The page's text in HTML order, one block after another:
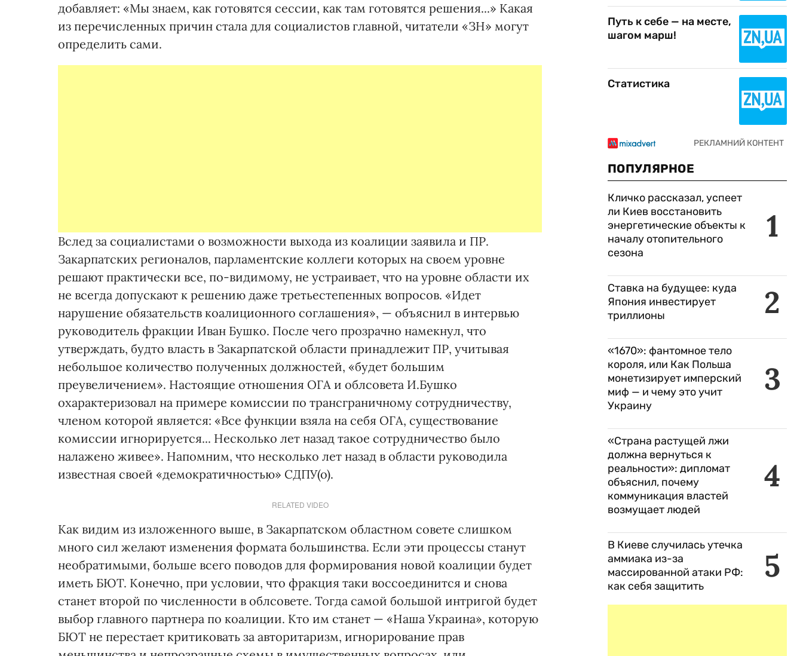
добавляет: «Мы знаем, как готовятся сессии, как там готовятся решения...» Какая
из перечисленных причин стала для социалистов главной, читатели «ЗН» могут
определить сами.
Вслед за социалистами о возможности выхода из коалиции заявила и ПР.
Закарпатских регионалов, парламентские коллеги которых на своем уровне
решают практически все, по-видимому, не устраивает, что на уровне области их
не всегда допускают к решению даже третьестепенных вопросов. «Идет
нарушение обязательств коалиционного соглашения», — объяснил в интервью
руководитель фракции Иван Бушко. После чего прозрачно намекнул, что
утверждать, будто власть в Закарпатской области принадлежит ПР, учитывая
небольшое количество полученных должностей, «будет большим
преувеличением». Настоящие отношения ОГА и облсовета И.Бушко
охарактеризовал на примере комиссии по трансграничному сотрудничеству,
членом которой является: «Все функции взяла на себя ОГА, существование
комиссии игнорируется... Несколько лет назад такое сотрудничество было
налажено живее». Напомним, что несколько лет назад в области руководила
известная своей «демократичностью» СДПУ(о).
RELATED VIDEO
Как видим из изложенного выше, в Закарпатском областном совете слишком
много сил желают изменения формата большинства. Если эти процессы станут
необратимыми, больше всего поводов для формирования новой коалиции будет
иметь БЮТ. Конечно, при условии, что фракция таки воссоединится и снова
станет второй по численности в облсовете. Тогда самой большой интригой будет
выбор главного партнера по коалиции. Кто им станет — «Наша Украина», которую
БЮТ не перестает критиковать за авторитаризм, игнорирование прав
Путь к себе — на месте,
шагом марш!
Статистика
ПОПУЛЯРНОЕ
1
Кличко рассказал, успеет
ли Киев восстановить
энергетические объекты к
началу отопительного
сезона
2
Ставка на будущее: куда
Япония инвестирует
триллионы
3
«1670»: фантомное тело
короля, или Как Польша
монетизирует имперский
миф — и чему это учит
Украину
4
«Страна растущей лжи
должна вернуться к
реальности»: дипломат
объяснил, почему
коммуникация властей
возмущает людей
5
В Киеве случилась утечка
аммиака из-за
массированной атаки РФ:
как себя защитить